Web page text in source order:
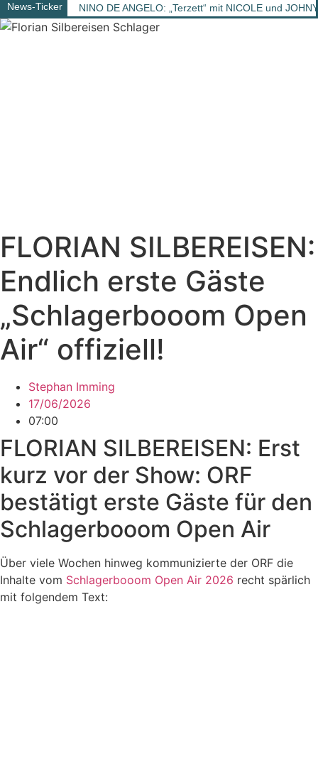
News-Ticker NINO DE ANGELO: „Terzett“ mit NICOLE und
FLORIAN SILBEREISEN:
Endlich erste Gäste
„Schlagerbooom Open
Air“ offiziell!
Stephan Imming
17/06/2026
07:00
FLORIAN SILBEREISEN: Erst
kurz vor der Show: ORF
bestätigt erste Gäste für den
Schlagerbooom Open Air
Über viele Wochen hinweg kommunizierte der ORF die
Inhalte vom Schlagerbooom Open Air 2026 recht spärlich
mit folgendem Text: